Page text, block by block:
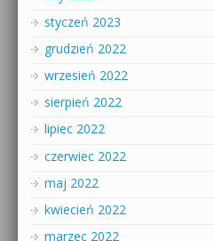
styczeń 2023
grudzień 2022
wrzesień 2022
sierpień 2022
lipiec 2022
czerwiec 2022
maj 2022
kwiecień 2022
marzec 2022